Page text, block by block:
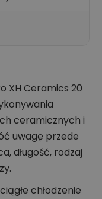
XH Ceramics 20
ceramicznych i
uwagę przede
długość, rodzaj
chłodzenie